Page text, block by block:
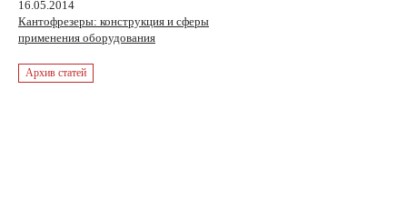
16.05.2014
Кантофрезеры: конструкция и сферы
применения оборудования
Архив статей